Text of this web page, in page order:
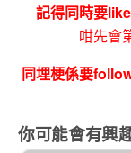
記得同時要
咁先會
同埋梗係要
你可能會有興